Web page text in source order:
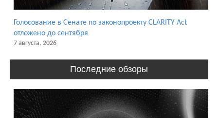
Голосование в Сенате по законопроекту CLARITY Act
отложено до сентября
7 августа, 2026
Последние обзоры